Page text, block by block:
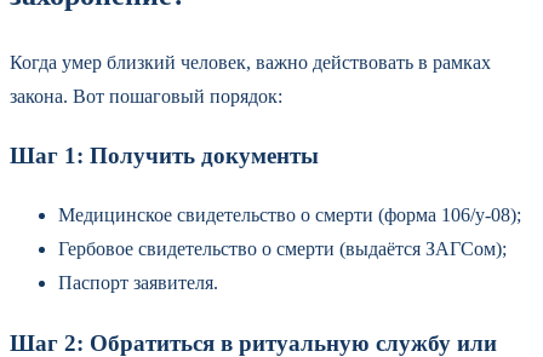
Когда умер близкий человек, важно действовать в рамках
закона. Вот пошаговый порядок:
Шаг 1: Получить документы
Медицинское свидетельство о смерти (форма 106/у-08);
Гербовое свидетельство о смерти (выдаётся ЗАГСом);
Паспорт заявителя.
Шаг 2: Обратиться в ритуальную службу или